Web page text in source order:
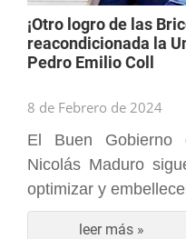
¡Otro logro de las
reacondicionada la
Pedro Emilio Coll
8 de Febrero de 2024
El Buen Gobierno
Nicolás Maduro
optimizar y
leer más »